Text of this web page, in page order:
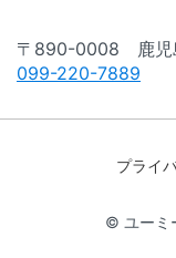
〒890-0008 鹿児
099-220-7889
プライ
© ユーミ